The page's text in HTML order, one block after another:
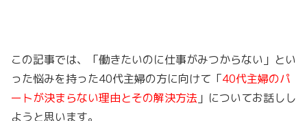
この記事では、「働きたいのに仕事がみつからない」とい
った悩みを持った40代主婦の方に向けて「40代主婦のパ
ートが決まらない理由とその解決方法 」についてお話しし
ようと思います。